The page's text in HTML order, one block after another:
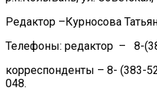
Редактор –Курносова
Телефоны: редактор – 8-
корреспонденты – 8- (383-
048.